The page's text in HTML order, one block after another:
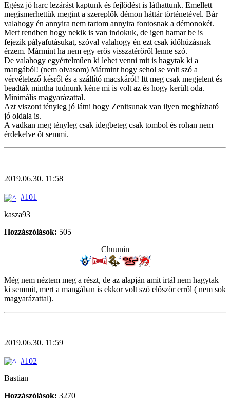
Egész jó harc lezárást kaptunk és fejlődést is láthattunk. Emellett
megismerhettük megint a szereplők démon háttár történetével. Bár
valahogy én annyira nem tartom annyira fontosnak a démonokét.
Mert rendben hogy nekik is van indokuk, de igen hamar be is
fejezik pályafutásukat, szóval valahogy én ezt csak időhúzásnak
érzem. Mármint ha nem egy erős visszatérőről lenne szó.
De valahogy egyértelműen ki lehet venni mit is hagytak ki a
mangából! (nem olvasom) Mármint hogy sehol se volt szó a
vérvételező késről és a szállító macskáról! Itt meg csak megjelent és
beadták mintha tudnunk kéne mi is volt az és hogy került oda.
Minimális magyarázattal.
Azt viszont tényleg jó látni hogy Zenitsunak van ilyen megbízható
jó oldala is.
A vadkan meg tényleg csak idegbeteg csak tombol és rohan nem
érdekelve őt semmi.
2019.06.30. 11:58
#101
kasza93
Hozzászólások: 505
Chuunin
Még nem néztem meg a részt, de az alapján amit irtál nem hagytak
ki semmit, mert a mangában is ekkor volt szó először erről ( nem sok
magyarázattal).
2019.06.30. 11:59
#102
Bastian
Hozzászólások: 3270